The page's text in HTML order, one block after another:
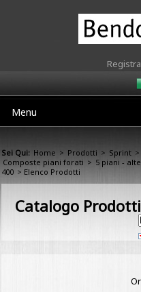
Menu
Sei Qui: Home > Prodotti > Sprint >
Composte piani forati > 5 piani -
400 > Elenco Prodotti
Catalogo